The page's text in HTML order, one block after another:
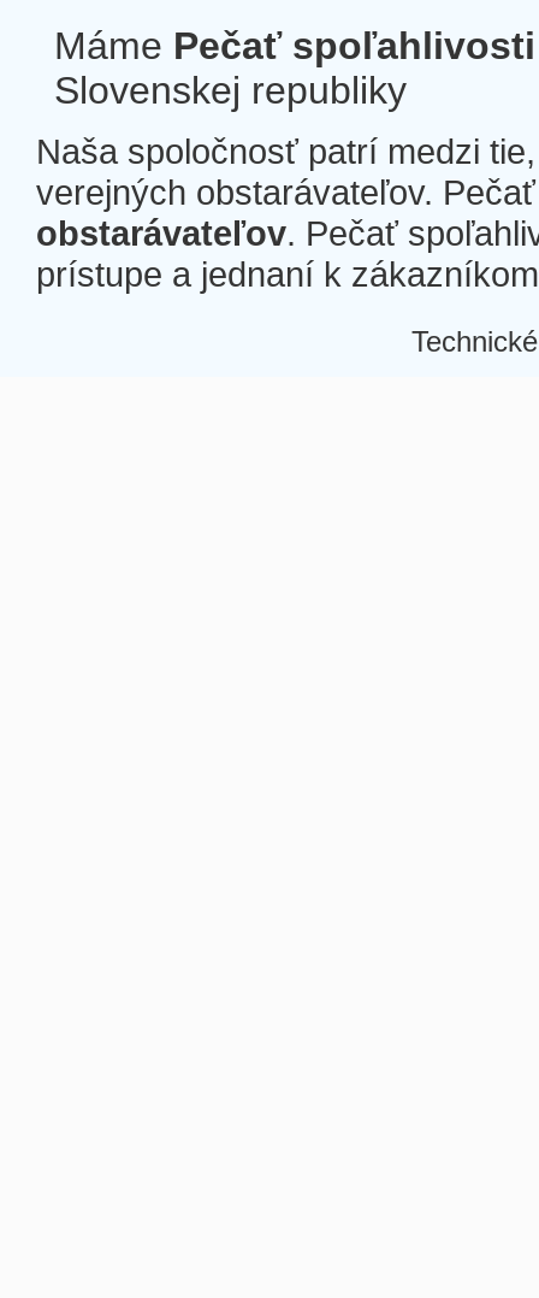
Máme Pečať spoľahlivosti
Slovenskej republiky
Naša spoločnosť patrí medzi
verejných obstarávateľov.
obstarávateľov. Pečať
prístupe a jednaní k